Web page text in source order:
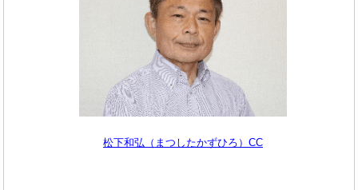
松下和弘（まつしたかずひろ）CC